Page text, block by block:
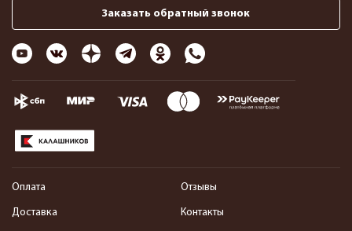
Заказать обратный звонок
Оплата
Доставка
Отзывы
Контакты